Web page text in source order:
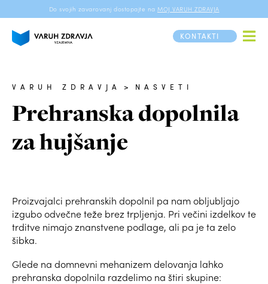
Do svojih zavarovanj dostopajte na MOJ VARUH ZDRAVJA
KONTAKTI
VARUH ZDRAVJA > NASVETI
Prehranska dopolnila
za hujšanje
Proizvajalci prehranskih dopolnil pa nam obljubljajo
izgubo odvečne teže brez trpljenja. Pri večini izdelkov te
trditve nimajo znanstvene podlage, ali pa je ta zelo
šibka.
Glede na domnevni mehanizem delovanja lahko
prehranska dopolnila razdelimo na štiri skupine: